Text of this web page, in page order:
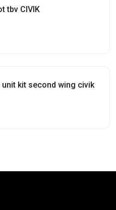
tbv CIVIK
kit second wing civik